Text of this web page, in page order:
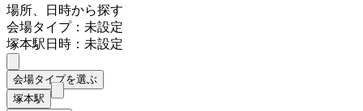
場所、日時から探す
会場タイプ：未設定
塚本駅日時：未設定
会場タイプを選ぶ
塚本駅